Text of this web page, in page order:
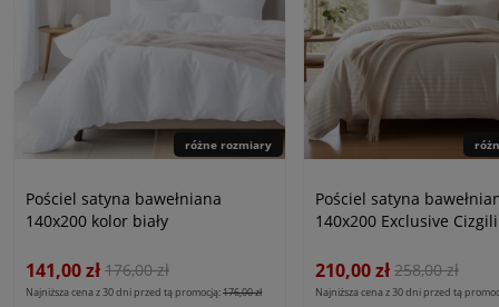
różne rozmiary
Pościel satyna bawełniana
140x200 kolor biały
141,00 zł 176,00 zł
Najniższa cena z 30 dni przed tą promocją:176,00 zł
Pościel satyna
140x200 Exclusive
210,00 zł 258,00 zł
Najniższa cena z 30 dni przed tą